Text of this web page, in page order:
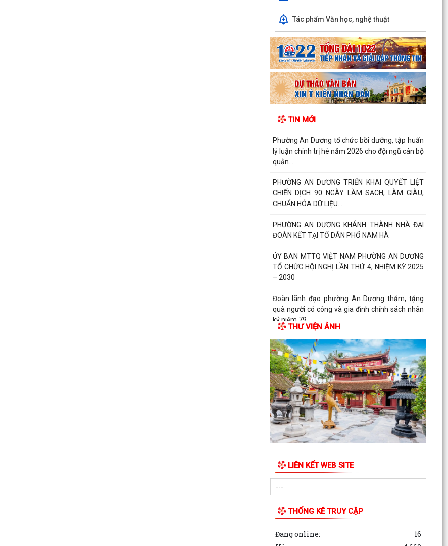
Tác phẩm Văn học, nghệ thuật
TIN MỚI
Phường An Dương tổ chức bồi dưỡng, tập huấn
lý luận chính trị hè năm 2026 cho đội ngũ cán bộ
quản...
PHƯỜNG AN DƯƠNG TRIỂN KHAI QUYẾT LIỆT
CHIẾN DỊCH 90 NGÀY LÀM SẠCH, LÀM GIÀU,
CHUẨN HÓA DỮ LIỆU...
PHƯỜNG AN DƯƠNG KHÁNH THÀNH NHÀ ĐẠI
ĐOÀN KẾT TẠI TỔ DÂN PHỐ NAM HÀ
ỦY BAN MTTQ VIỆT NAM PHƯỜNG AN DƯƠNG
TỔ CHỨC HỘI NGHỊ LẦN THỨ 4, NHIỆM KỲ 2025
– 2030
Đoàn lãnh đạo phường An Dương thăm, tặng
quà người có công và gia đình chính sách nhân
kỷ niệm 79...
ỦY BAN MẶT TRẬN TỔ QUỐC VIỆT NAM
PHƯỜNG AN DƯƠNG TỔ CHỨC HỘI NGHỊ GIAO
BAN CÔNG TÁC MẶT TRẬN ĐÁNH...
THƯ VIỆN ẢNH
LIÊN KẾT WEB SITE
THỐNG KÊ TRUY CẬP
Đang online:
16